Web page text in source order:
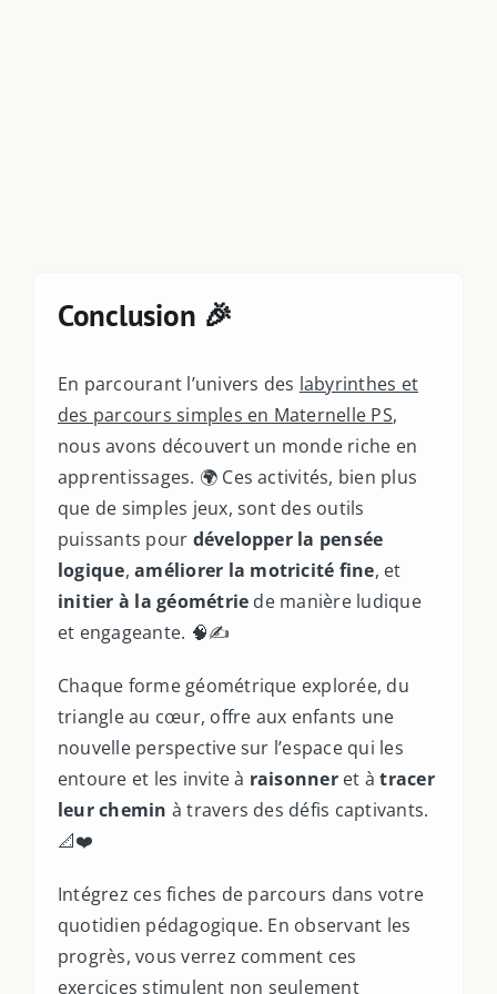
Conclusion 🎉
En parcourant l’univers des labyrinthes et
des parcours simples en Maternelle PS,
nous avons découvert un monde riche en
apprentissages. 🌍 Ces activités, bien plus
que de simples jeux, sont des outils
puissants pour développer la pensée
logique,améliorer la motricité fine, et
initier à la géométrie de manière ludique
et engageante. 🧠✍️
Chaque forme géométrique explorée, du
triangle au cœur, offre aux enfants une
nouvelle perspective sur l’espace qui les
entoure et les invite à raisonneret àtracer
leur chemin à travers des défis captivants.
📐❤️
Intégrez ces fiches de parcours dans votre
quotidien pédagogique. En observant les
progrès, vous verrez comment ces
exercices stimulent non seulement